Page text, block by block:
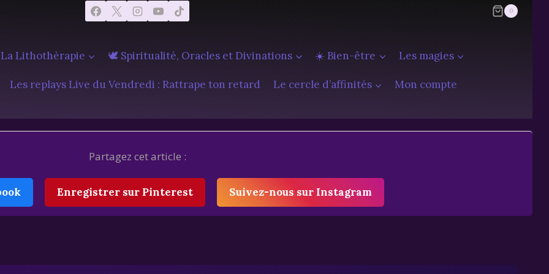
0
Lithothèrapie 🕊️ Spiritualité, Oracles et Divinations ☀️ Bien-être Les magies
Les replays Live du Vendredi : Rattrape ton retard Le cercle d’affinités Mon compte
Partagez cet article :
Enregistrer sur Pinterest Suivez-nous sur Instagram